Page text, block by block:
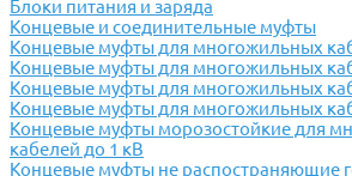
Блоки питания и заряда
Концевые и соединительные муфты
Концевые муфты для многожильных
Концевые муфты для многожильных
Концевые муфты для многожильных
Концевые муфты для многожильных
Концевые муфты морозостойкие для
кабелей до 1 кВ
Концевые муфты не распостраняющие